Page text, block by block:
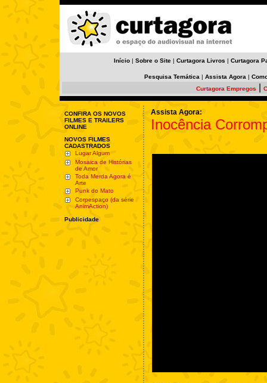
Início | Sobre o Site | Curtagora Livros | Curtagora
Pesquisa Temática | Assista Agora |
Curtagora Empregos
CONFIRA OS NOVOS
FILMES E TRAILERS
ONLINE
NOVOS FILMES
CADASTRADOS
Lugar Algum
Mosaica de Histórias
de Amor
Toda Merda Agora é
Arte
Punk do Mato
Corpespaço (da série
AnimAction)
Publicidade
Assista Agora:
Inocência